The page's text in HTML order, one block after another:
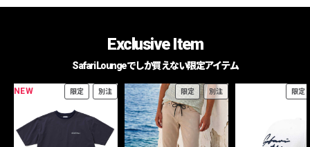
Exclusive Item
Safari Loungeでしか買えない限定アイテム
NEW 限定 別注 限定 別注 限定